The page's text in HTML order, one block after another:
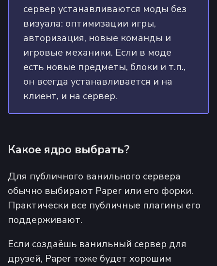
сервер устанавливаются моды без
визуала: оптимизации игры,
авторизация, новые команды и
игровые механики. Если в моде
есть новые предметы, блоки и т.п.,
он всегда устанавливается и на
клиент, и на сервер.
Какое ядро выбрать?
Для публичного ванильного сервера
обычно выбирают Paper или его форки.
Практически все публичные плагины его
поддерживают.
Если создаёшь ванильный сервер для
друзей, Paper тоже будет хорошим